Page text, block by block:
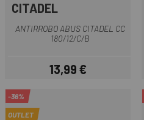
CITADEL
ANTIRROBO ABUS CITADEL CC
180/12/C/B
Precio
13,99 €
-36%
OUTLET